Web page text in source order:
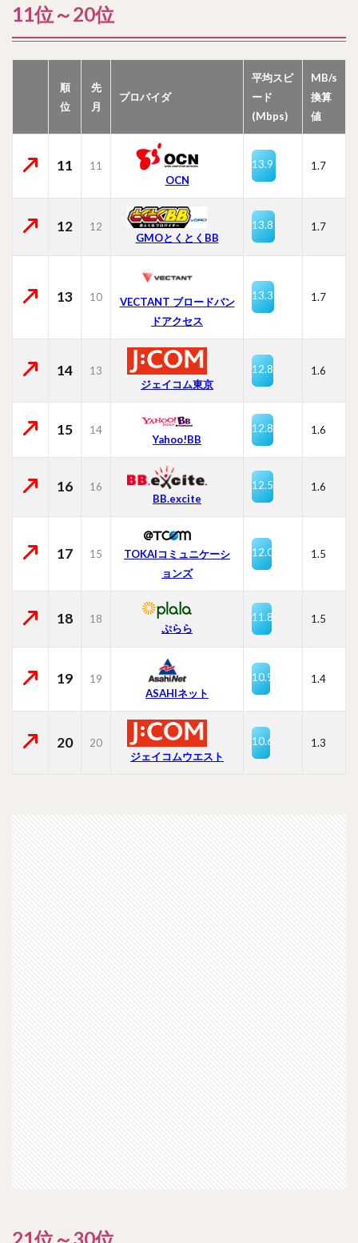
11位～20位
順
位
先
月
プロバイダ
平均スピ
ード
(Mbps)
MB/s
換算
値
11
11
OCN
13.9 1.7
12
12
GMOとくとくBB
13.8 1.7
13 10
VECTANT ブロードバン
ドアクセス
13.3 1.7
14
13
ジェイコム東京
12.8 1.6
15 14
Yahoo!BB
12.8 1.6
16
16
BB.excite
12.5 1.6
17 15
TOKAIコミュニケーシ
ョンズ
12.0 1.5
18 18
ぷらら
11.8 1.5
19
19
ASAHIネット
10.9 1.4
20
20
ジェイコムウエスト
10.6 1.3
21位～30位